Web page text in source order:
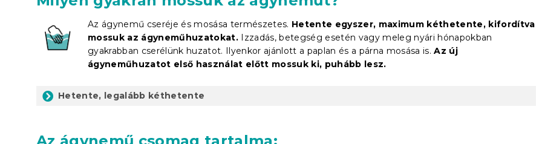
Az ágynemű cseréje és mosása természetes. Hetente egyszer, maximum kéthetente, kifordítva
mossuk az ágyneműhuzatokat. Izzadás, betegség esetén vagy meleg nyári hónapokban
gyakrabban cserélünk huzatot. Ilyenkor ajánlott a paplan és a párna mosása is. Az új
ágyneműhuzatot első használat előtt mossuk ki, puhább lesz.
Hetente, legalább kéthetente